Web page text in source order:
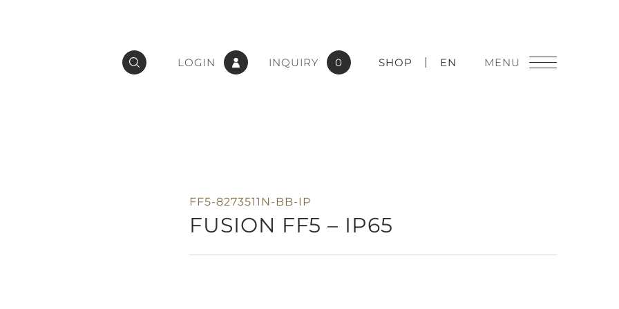
LOGIN INQUIRY 0 SHOP EN
FF5-8273511N-BB-IP
FUSION FF5 – IP65